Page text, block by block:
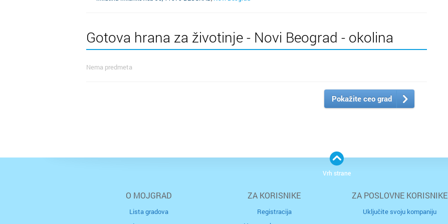
Gotova hrana za životinje - Novi Beograd - okolina
Nema predmeta
Pokažite ceo grad
O MOJGRAD
Lista gradova
ZA KORISNIKE
Registracija
ZA POSLOVNE KORISNIKE
Uključite svoju kompaniju
Vrh strane